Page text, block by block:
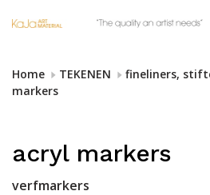
Home TEKENEN fineliners,
markers
acryl markers
verfmarkers